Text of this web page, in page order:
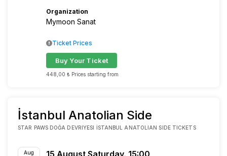
Organization
Mymoon Sanat
448,00 ₺ Prices starting from
Buy Your Ticket
Ticket Prices
İstanbul Anatolian Side
STAR PAWS DOĞA DEVRIYESI İSTANBUL ANATOLIAN SIDE TICKETS
Aug 15 August Saturday, 15:00